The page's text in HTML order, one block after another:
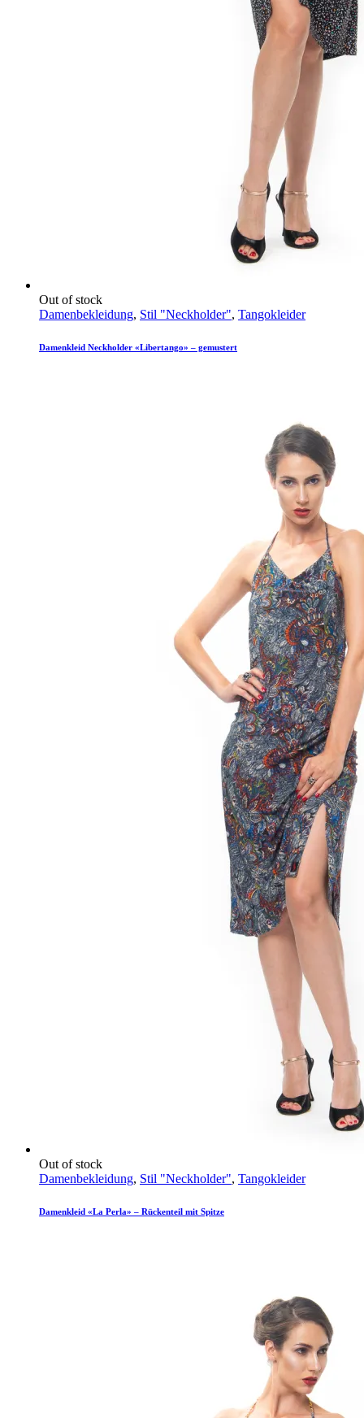
Out of stock
Damenbekleidung, Stil "Neckholder", Tangokleider
Damenkleid Neckholder «Libertango» – gemustert
Out of stock
Damenbekleidung, Stil "Neckholder", Tangokleider
Damenkleid «La Perla» – Rückenteil mit Spitze